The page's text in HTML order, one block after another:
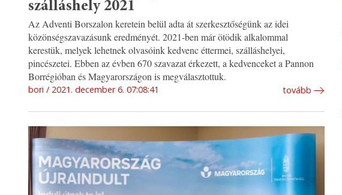
szálláshely 2021
Az Adventi Borszalon keretein belül adta át szerkesztőségünk az idei
közönségszavazásunk eredményét. 2021-ben már ötödik alkalommal
kerestük, melyek lehetnek olvasóink kedvenc éttermei, szálláshelyei,
pincészetei. Ebben az évben 670 szavazat érkezett, a kedvenceket a Pannon
Borrégióban és Magyarországon is megválasztottuk.
bori 2021. december 6. 07:08:41 tovább